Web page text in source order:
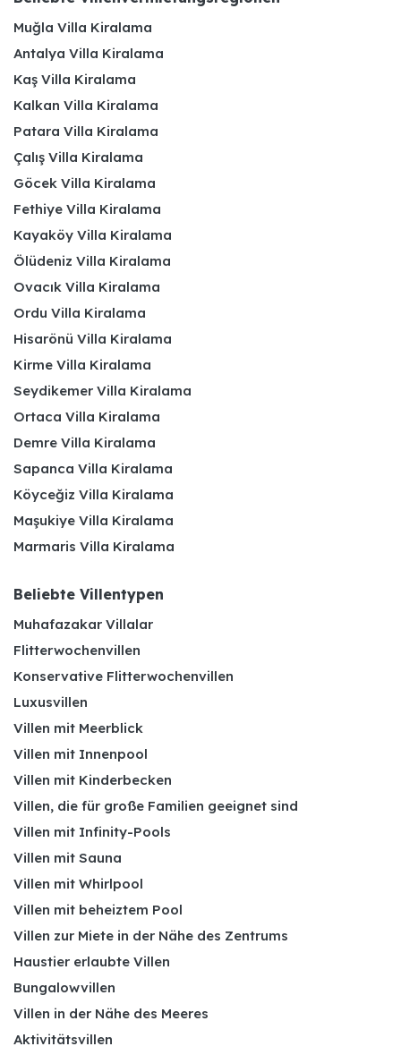
Muğla Villa Kiralama
Antalya Villa Kiralama
Kaş Villa Kiralama
Kalkan Villa Kiralama
Patara Villa Kiralama
Çalış Villa Kiralama
Göcek Villa Kiralama
Fethiye Villa Kiralama
Kayaköy Villa Kiralama
Ölüdeniz Villa Kiralama
Ovacık Villa Kiralama
Ordu Villa Kiralama
Hisarönü Villa Kiralama
Kirme Villa Kiralama
Seydikemer Villa Kiralama
Ortaca Villa Kiralama
Demre Villa Kiralama
Sapanca Villa Kiralama
Köyceğiz Villa Kiralama
Maşukiye Villa Kiralama
Marmaris Villa Kiralama
Beliebte Villentypen
Muhafazakar Villalar
Flitterwochenvillen
Konservative Flitterwochenvillen
Luxusvillen
Villen mit Meerblick
Villen mit Innenpool
Villen mit Kinderbecken
Villen, die für große Familien geeignet sind
Villen mit Infinity-Pools
Villen mit Sauna
Villen mit Whirlpool
Villen mit beheiztem Pool
Villen zur Miete in der Nähe des Zentrums
Haustier erlaubte Villen
Bungalowvillen
Villen in der Nähe des Meeres
Aktivitätsvillen